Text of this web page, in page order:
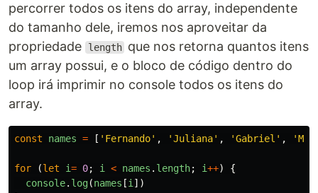
percorrer todos os itens do array, independente
do tamanho dele, iremos nos aproveitar da
propriedade
length que nos retorna quantos itens
um array possui, e o bloco de código dentro do
loop irá imprimir no console todos os itens do
array.
const names = [ ' Fernando' , 'Juliana' , 'Gabriel ' , '
for (let i= 0; i < names . length; i++)
{
console. log(names [i ])